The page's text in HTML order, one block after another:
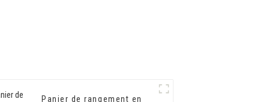
Panier de rangement en